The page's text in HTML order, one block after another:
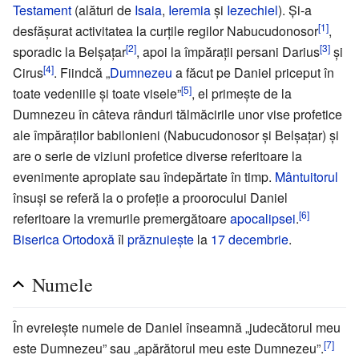
Testament (alături de Isaia, Ieremiași Iezechiel). Și-a
desfășurat activitatea la curțile regilor Nabucudonosor[1],
sporadic la Belșațar[2], apoi la împărații persani Darius[3] și
Cirus[4]. Fiindcă „Dumnezeu a făcut pe Daniel priceput în
toate vedeniile și toate visele”[5], el primește de la
Dumnezeu în câteva rânduri tălmăcirile unor vise profetice
ale împăraților babilonieni (Nabucudonosor și Belșațar) și
are o serie de viziuni profetice diverse referitoare la
evenimente apropiate sau îndepărtate în timp. Mântuitorul
însuși se referă la o profeție a proorocului Daniel
referitoare la vremurile premergătoareapocalipsei.[6]
Biserica Ortodoxăîl prăznuiește la 17 decembrie.
Numele
În evreiește numele de Daniel înseamnă „judecătorul meu
este Dumnezeu” sau „apărătorul meu este Dumnezeu”.[7]